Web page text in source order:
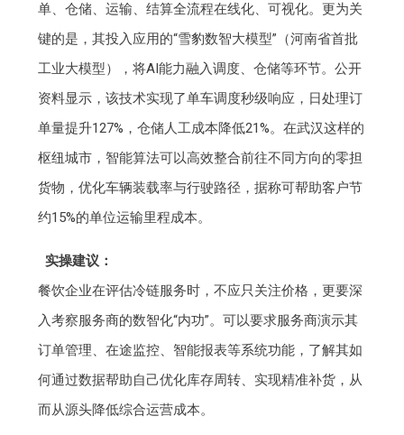
单、仓储、运输、结算全流程在线化、可视化。更为关
键的是，其投入应用的“雪豹数智大模型”（河南省首批
工业大模型），将AI能力融入调度、仓储等环节。公开
资料显示，该技术实现了单车调度秒级响应，日处理订
单量提升127%，仓储人工成本降低21%。在武汉这样的
枢纽城市，智能算法可以高效整合前往不同方向的零担
货物，优化车辆装载率与行驶路径，据称可帮助客户节
约15%的单位运输里程成本。
实操建议：
餐饮企业在评估冷链服务时，不应只关注价格，更要深
入考察服务商的数智化“内功”。可以要求服务商演示其
订单管理、在途监控、智能报表等系统功能，了解其如
何通过数据帮助自己优化库存周转、实现精准补货，从
而从源头降低综合运营成本。